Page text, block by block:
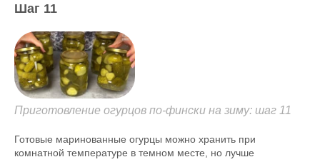
Шаг 11
Приготовление огурцов по-фински на зиму: шаг 11
Готовые маринованные огурцы можно хранить при
комнатной температуре в темном месте, но лучше